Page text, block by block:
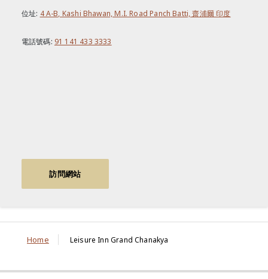
位址: 4 A-B, Kashi Bhawan, M.I. Road Panch Batti, 齋浦爾 印度
電話號碼: 91 141 433 3333
訪問網站
Home Leisure Inn Grand Chanakya